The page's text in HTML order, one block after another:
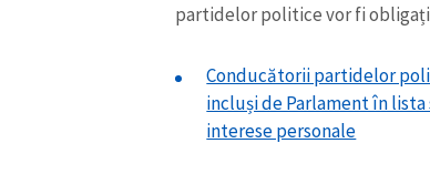
partidelor politice vor fi obligați
Conducătorii partidelor
incluși de Parlament în
interese personale